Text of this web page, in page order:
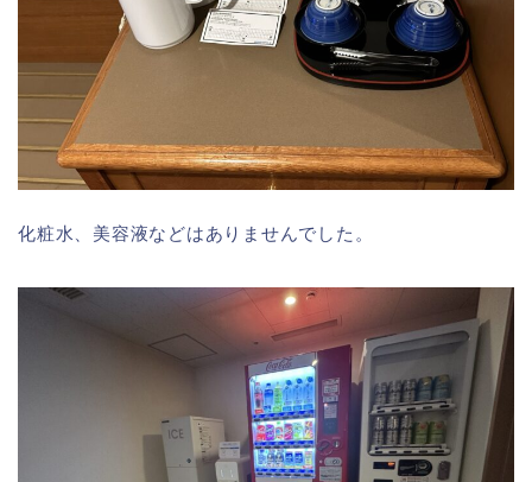
化粧水、美容液などはありませんでした。